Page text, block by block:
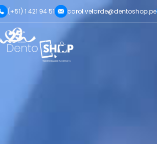
(+51) 1 421 94 51 carol.velarde@dentoshop.pe